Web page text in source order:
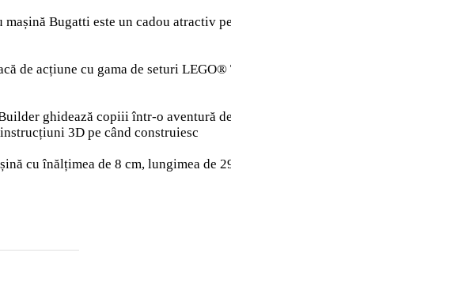
Bugatti este un cadou atractiv pentru băieții și fetele de 9 ani și mai mari
de acțiune cu gama de seturi LEGO® Technic (vândute separat), care include
ghidează copiii într-o aventură de construcție intuitivă, în care pot salva
3D pe când construiesc
cu înălțimea de 8 cm, lungimea de 29 cm și lățimea de 13 cm